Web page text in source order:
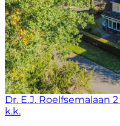
Dr. E.J. Roelfsemalaan 2
k.k.